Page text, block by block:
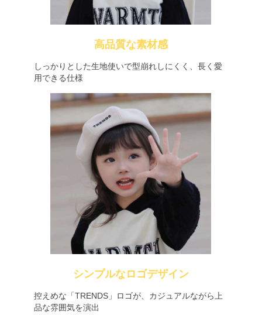
高品質な素材感
しっかりとした生地使いで型崩れしにくく、長く愛
用できる仕様
シンプルなロゴデザイン
控えめな「TRENDS」ロゴが、カジュアルながら上
品な雰囲気を演出